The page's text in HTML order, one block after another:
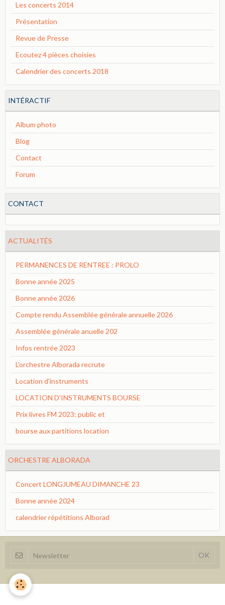
Les concerts 2014
Présentation
Revue de Presse
Ecoutez 4 pièces choisies
Calendrier des concerts 2018
INTÉRACTIF
Album photo
Blog
Contact
Forum
CONTACT
ACTUALITÉS
PERMANENCES DE RENTREE : PROLO
Bonne année 2025
Bonne année 2026
Compte rendu Assemblée générale annuelle 2026
Assemblée générale anuelle 202
Infos rentrée 2023
L'orchestre Alborada recrute
Location d'instruments
LOCATION D'INSTRUMENTS BOURSE
Prix livres FM 2023: public et
bourse aux partitions location
ORCHESTRE ALBORADA
Concert LONGJUMEAU DIMANCHE 23
Bonne année 2024
calendrier répétitions Alborad